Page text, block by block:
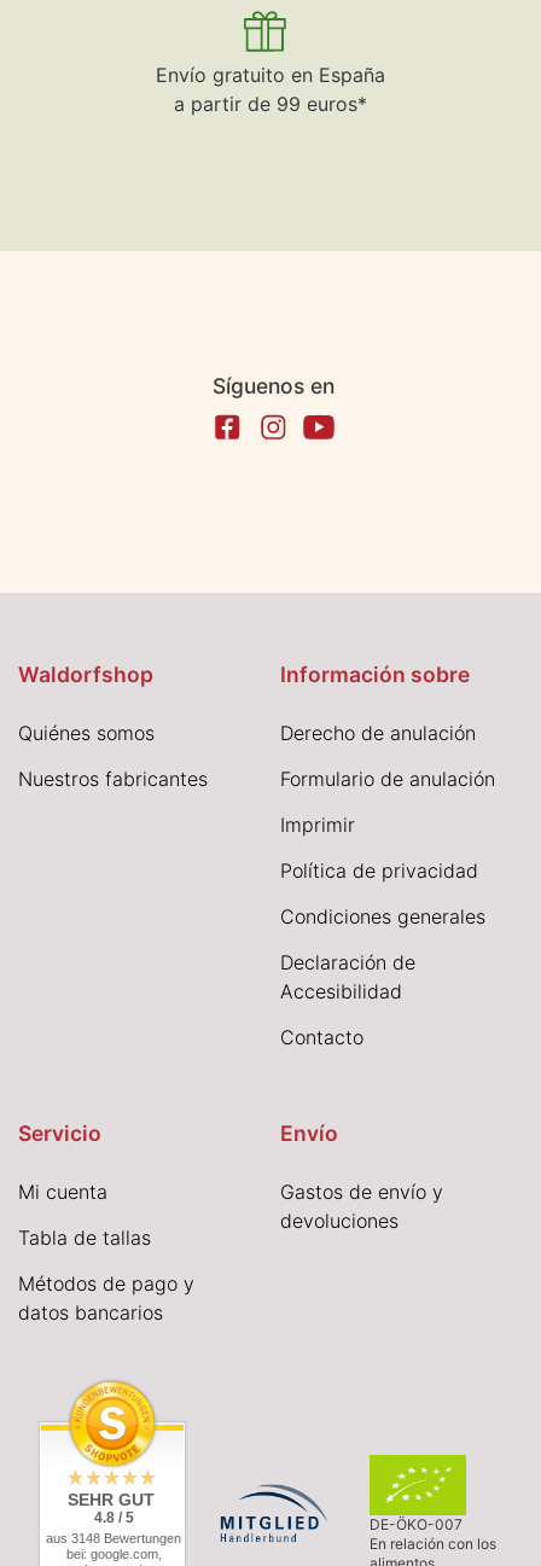
Envío gratuito en España
a partir de 99 euros*
Síguenos en
Waldorfshop
Quiénes somos
Nuestros fabricantes
Información sobre
Derecho de anulación
Formulario de anulación
Imprimir
Política de privacidad
Condiciones generales
Declaración de
Accesibilidad
Contacto
Servicio
Mi cuenta
Tabla de tallas
Métodos de pago y
datos bancarios
Envío
Gastos de envío y
devoluciones
SEHR GUT
4.8 / 5
aus 3148 Bewertungen
bei: google.com,
DE-ÖKO-007
En relación con los